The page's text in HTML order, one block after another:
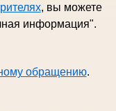
, вы можете
информация".
обращению.